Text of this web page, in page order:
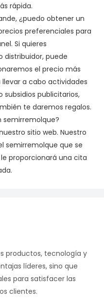
rápida.
¿puedo obtener un
preferenciales para
Si quieres
distribuidor, puede
el precio más
a cabo actividades
publicitarios,
te daremos regalos.
semirremolque?
sitio web. Nuestro
semirremolque que se
proporcionará una cita
productos, tecnología y
líderes, sino que
para satisfacer las
clientes.